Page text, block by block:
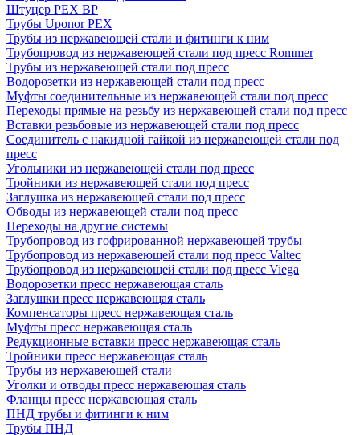
Штуцер PEX ВР
Трубы Uponor PEX
Трубы из нержавеющей стали и фитинги к ним
Трубопровод из нержавеющей стали под пресс Rommer
Трубы из нержавеющей стали под пресс
Водорозетки из нержавеющей стали под пресс
Муфты соединительные из нержавеющей стали под пресс
Переходы прямые на резьбу из нержавеющей стали под пресс
Вставки резьбовые из нержавеющей стали под пресс
Соединитель с накидной гайкой из нержавеющей стали под
пресс
Угольники из нержавеющей стали под пресс
Тройники из нержавеющей стали под пресс
Заглушка из нержавеющей стали под пресс
Обводы из нержавеющей стали под пресс
Переходы на другие системы
Трубопровод из гофрированной нержавеющей трубы
Трубопровод из нержавеющей стали под пресс Valtec
Трубопровод из нержавеющей стали под пресс Viega
Водорозетки пресс нержавеющая сталь
Заглушки пресс нержавеющая сталь
Компенсаторы пресс нержавеющая сталь
Муфты пресс нержавеющая сталь
Редукционные вставки пресс нержавеющая сталь
Тройники пресс нержавеющая сталь
Трубы из нержавеющей стали
Уголки и отводы пресс нержавеющая сталь
Фланцы пресс нержавеющая сталь
ПНД трубы и фитинги к ним
Трубы ПНД